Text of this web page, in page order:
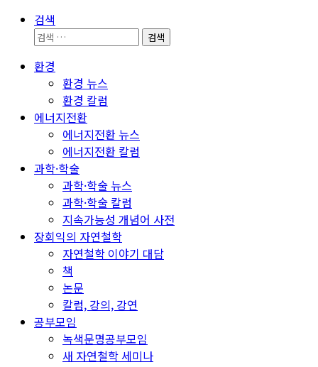
검색
검
환경
환경 뉴스
환경 칼럼
에너지전환
에너지전환 뉴스
에너지전환 칼럼
과학·학술
과학·학술 뉴스
과학·학술 칼럼
지속가능성 개념어 사전
장회익의 자연철학
자연철학 이야기 대담
책
논문
칼럼, 강의, 강연
공부모임
녹색문명공부모임
새 자연철학 세미나